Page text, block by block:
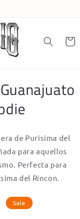
Cart
de Purisima del
para aquellos
Perfecta para
del Rincon.
Sale